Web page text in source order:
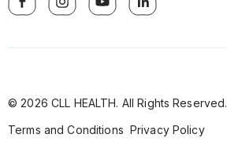
© 2026 CLL HEALTH. All Rights Reserved.
Terms and Conditions Privacy Policy